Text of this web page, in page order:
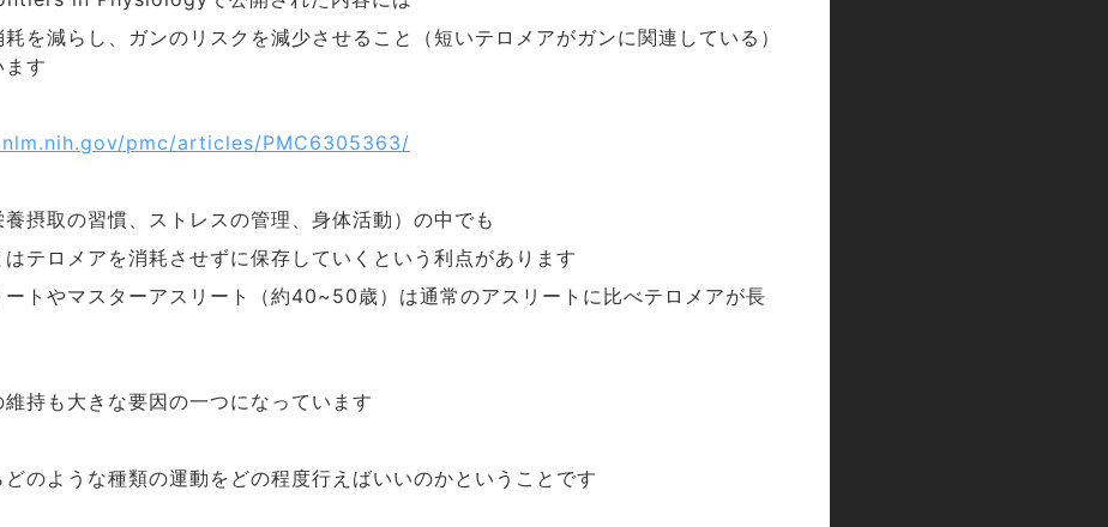
を減らし、ガンのリスクを減少させること（短いテロメアがガンに関連している）
す
pmc/articles/PMC6305363/
摂取の習慣、ストレスの管理、身体活動）の中でも
テロメアを消耗させずに保存していくという利点があります
トやマスターアスリート（約40~50歳）は通常のアスリートに比べテロメアが長
持も大きな要因の一つになっています
のような種類の運動をどの程度行えばいいのかということです